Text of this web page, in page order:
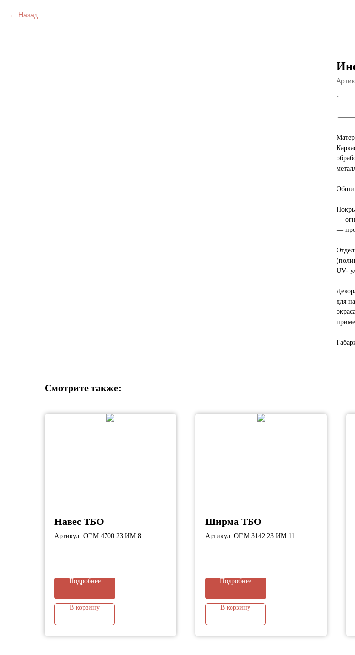
Назад
—
—
UV-
для
Смотрите также:
Навес ТБО
Артикул: ОГ.М.4700.23.ИМ.8
Подробнее
В корзину
Ширма ТБО
Артикул: ОГ.М.3142.23.ИМ.11
Подробнее
В корзину